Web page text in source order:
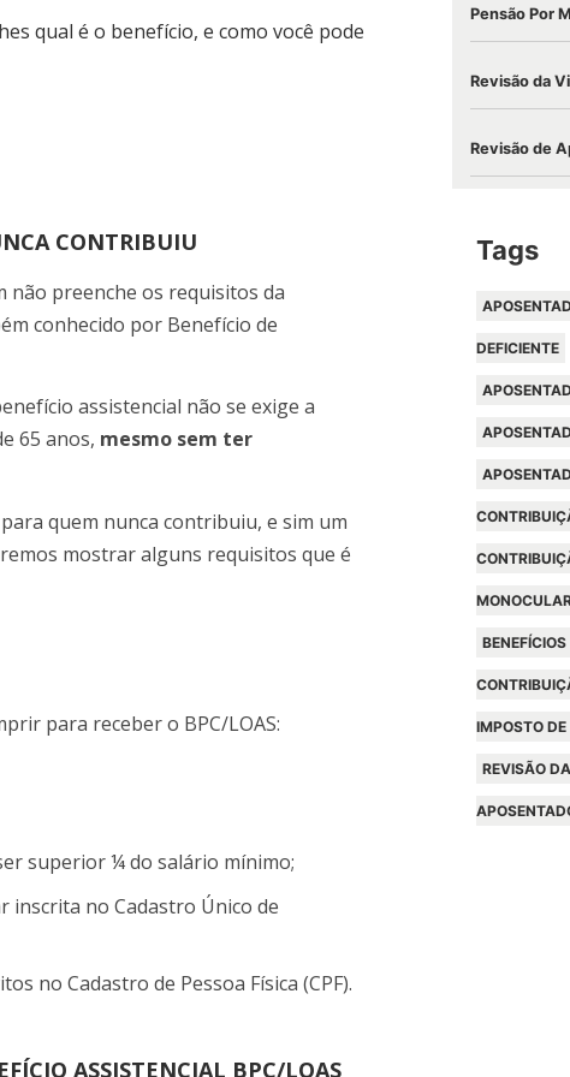
qual é o benefício, e como você pode
CONTRIBUIU
não preenche os requisitos da
conhecido por Benefício de
assistencial não se exige a
65 anos, mesmo sem ter
quem nunca contribuiu, e sim um
mostrar alguns requisitos que é
para receber o BPC/LOAS:
superior ¼ do salário mínimo;
inscrita no Cadastro Único de
no Cadastro de Pessoa Física (CPF).
ASSISTENCIAL BPC/LOAS
Pensão Por
Revisão da
Revisão de
Tags
DEFICIENTE
BENEFÍCIOS
IMPOSTO
REVISÃO